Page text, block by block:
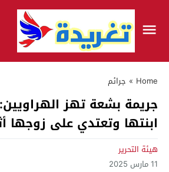
Home
» جرائم
جريمة بشعة تهز
ابنتها وتعتدي على زوجها
هيئة التحرير
11 مارس 2025